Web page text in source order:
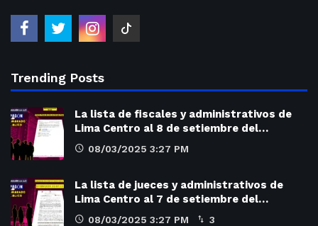
Trending Posts
La lista de fiscales y administrativos de
Lima Centro al 8 de setiembre del…
08/03/2025 3:27 PM
La lista de jueces y administrativos de
Lima Centro al 7 de setiembre del…
08/03/2025 3:27 PM 3